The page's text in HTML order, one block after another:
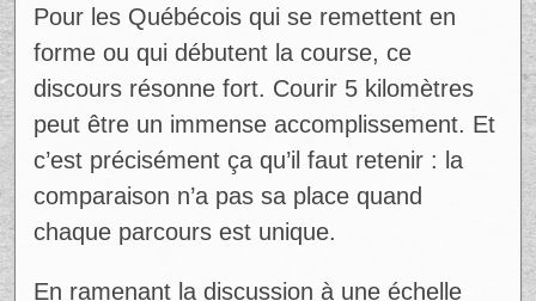
Ça a plus l’air facile quand tu vois ça sur les
réseaux… mais vous êtes bon » . En
d’autres mots, il rappelle que chaque effort
compte, peu importe la distance.